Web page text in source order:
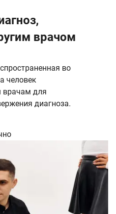
врачом
во
человек
врачам для
диагноза.